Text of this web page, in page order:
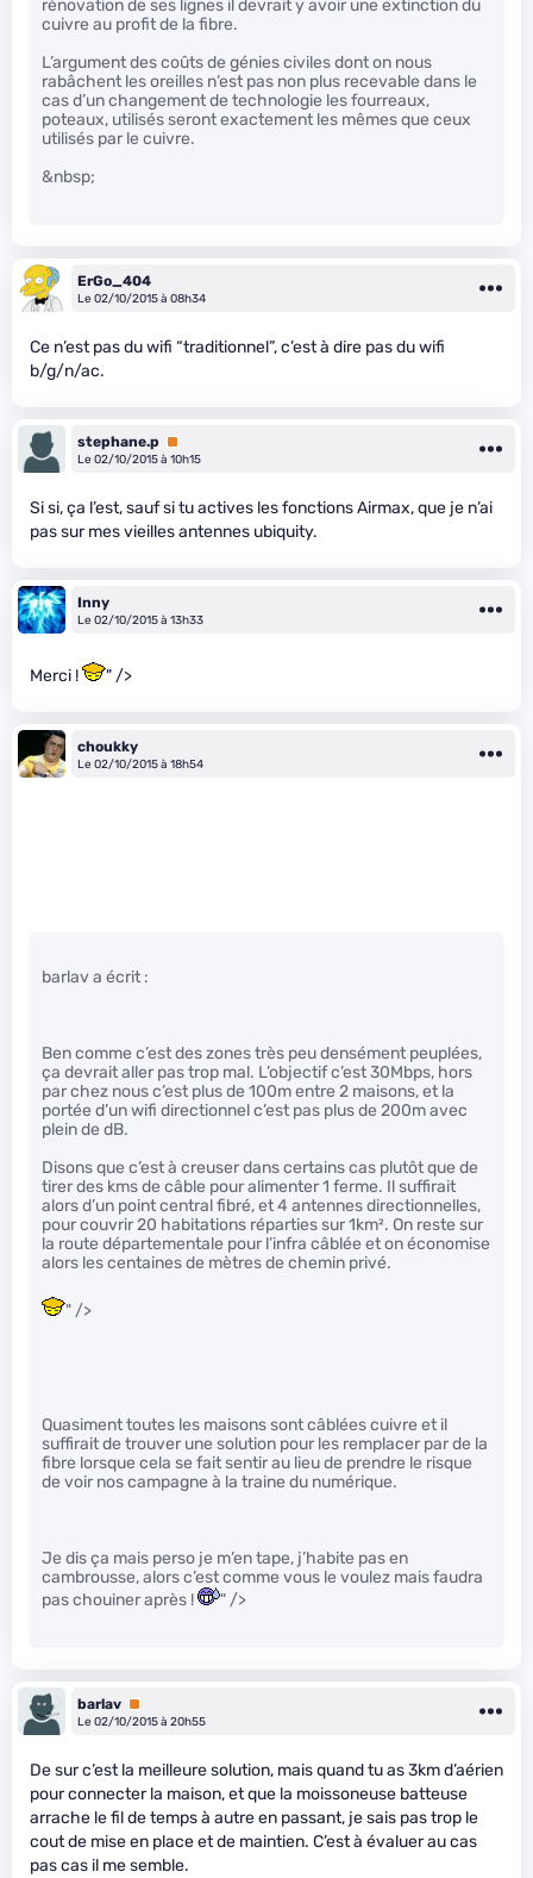
rénovation de ses lignes il devrait y avoir une extinction du
cuivre au profit de la fibre.
L’argument des coûts de génies civiles dont on nous
rabâchent les oreilles n’est pas non plus recevable dans le
cas d’un changement de technologie les fourreaux,
poteaux, utilisés seront exactement les mêmes que ceux
utilisés par le cuivre.
&nbsp;
ErGo_404
Le 02/10/2015 à 08h34
Ce n’est pas du wifi “traditionnel”, c’est à dire pas du wifi
b/g/n/ac.
stephane.p
Premium
Le 02/10/2015 à 10h15
Si si, ça l’est, sauf si tu actives les fonctions Airmax, que je n’ai
pas sur mes vieilles antennes ubiquity.
Inny
Le 02/10/2015 à 13h33
Merci ! " />
choukky
Le 02/10/2015 à 18h54
barlav a écrit :
Ben comme c’est des zones très peu densément peuplées,
ça devrait aller pas trop mal. L’objectif c’est 30Mbps, hors
par chez nous c’est plus de 100m entre 2 maisons, et la
portée d’un wifi directionnel c’est pas plus de 200m avec
plein de dB.
Disons que c’est à creuser dans certains cas plutôt que de
tirer des kms de câble pour alimenter 1 ferme. Il suffirait
alors d’un point central fibré, et 4 antennes directionnelles,
pour couvrir 20 habitations réparties sur 1km². On reste sur
la route départementale pour l’infra câblée et on économise
alors les centaines de mètres de chemin privé.
" />
Quasiment toutes les maisons sont câblées cuivre et il
suffirait de trouver une solution pour les remplacer par de la
fibre lorsque cela se fait sentir au lieu de prendre le risque
de voir nos campagne à la traine du numérique.
Je dis ça mais perso je m’en tape, j’habite pas en
cambrousse, alors c’est comme vous le voulez mais faudra
pas chouiner après !
" />
barlav Premium
Le 02/10/2015 à 20h55
De sur c’est la meilleure solution, mais quand tu as 3km d’aérien
pour connecter la maison, et que la moissoneuse batteuse
arrache le fil de temps à autre en passant, je sais pas trop le
cout de mise en place et de maintien. C’est à évaluer au cas
pas cas il me semble.